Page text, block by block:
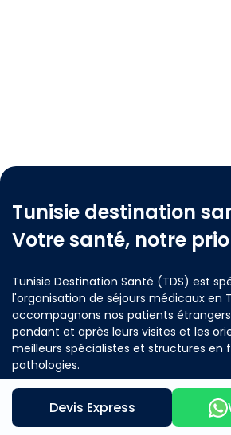
Devis Express
Tunisie destination
Votre santé, notre
Tunisie Destination Santé (TDS) est
l'organisation de séjours médicaux en
accompagnons nos patients
pendant et après leurs visites et les
meilleurs spécialistes et structures en
pathologies.
Contactez nous